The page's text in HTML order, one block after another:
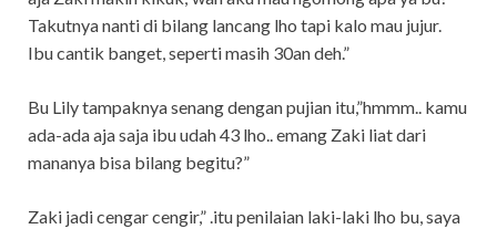
Takutnya nanti di bilang lancang lho tapi kalo mau jujur.
Ibu cantik banget, seperti masih 30an deh.”
Bu Lily tampaknya senang dengan pujian itu,”hmmm.. kamu
ada-ada aja saja ibu udah 43 lho.. emang Zaki liat dari
mananya bisa bilang begitu?”
Zaki jadi cengar cengir,” .itu penilaian laki-laki lho bu, saya